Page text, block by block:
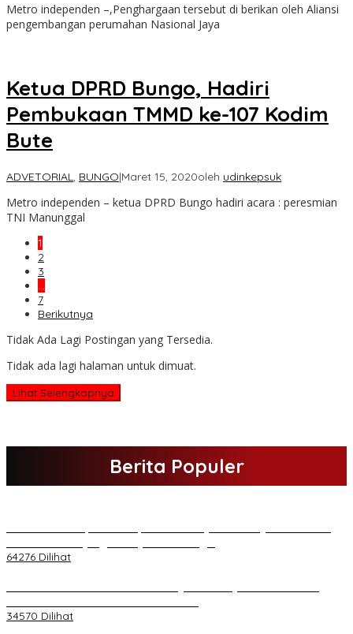
Metro independen –,Penghargaan tersebut di berikan oleh Aliansi
pengembangan perumahan Nasional Jaya
Ketua DPRD Bungo, Hadiri
Pembukaan TMMD ke-107 Kodim
Bute
ADVETORIAL, BUNGO|Maret 15, 2020oleh udinkepsuk
Metro independen – ketua DPRD Bungo hadiri acara : peresmian
TNI Manunggal
1
2
3
…
7
Berikutnya
Tidak Ada Lagi Postingan yang Tersedia.
Tidak ada lagi halaman untuk dimuat.
Lihat Selengkapnya
Berita Populer
64276 Dilihat
34570 Dilihat